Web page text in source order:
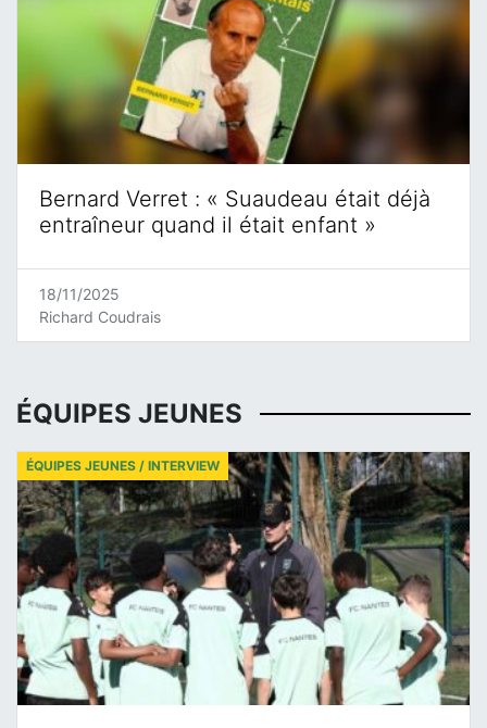
Bernard Verret : « Suaudeau était déjà
entraîneur quand il était enfant »
18/11/2025
Richard Coudrais
ÉQUIPES JEUNES
ÉQUIPES JEUNES / INTERVIEW